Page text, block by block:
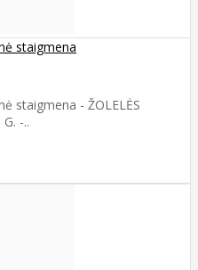
staigmena
staigmena - ŽOLELĖS
-..